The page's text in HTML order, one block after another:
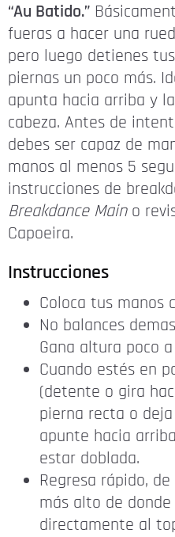
“Au Batido.”
fueras a hacer una
pero luego detienes
piernas un poco más.
apunta hacia arriba y
cabeza. Antes de
debes ser capaz de
manos al menos 5
instrucciones de
Breakdance Maino
Capoeira.
Instrucciones
Coloca tus manos
No balances
Gana altura poco
Cuando estés en
(detente o gira
pierna recta o
apunte hacia
estar doblada.
Regresa rápido,
más alto de
directamente al